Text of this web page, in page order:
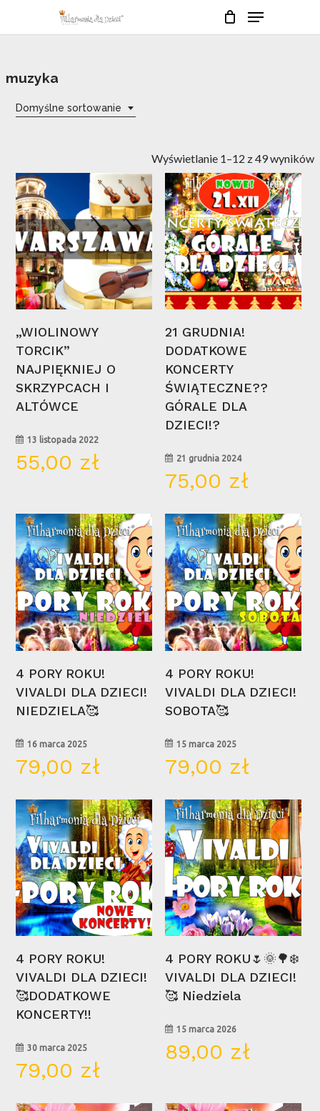
Menu
Cart Close
muzyka
Domyślne sortowanie
Wyświetlanie 1–12 z 49 wyników
13
lis
„WIOLINOWY
TORCIK”
NAJPIĘKNIEJ O
SKRZYPCACH I
ALTÓWCE
13 listopada 2022
55,00 zł
21
gru
21 GRUDNIA!
DODATKOWE
KONCERTY
ŚWIĄTECZNE??
GÓRALE DLA
DZIECI!?
21 grudnia 2024
75,00 zł
16
mar
4 PORY ROKU!
VIVALDI DLA DZIECI!
NIEDZIELA🥰
16 marca 2025
79,00 zł
15
mar
4 PORY ROKU!
VIVALDI DLA DZIECI!
SOBOTA🥰
15 marca 2025
79,00 zł
30
mar
4 PORY ROKU!
VIVALDI DLA DZIECI!
🥰DODATKOWE
KONCERTY!!
30 marca 2025
79,00 zł
15
mar
Wybierz Opcje
4 PORY ROKU🌷🌞🌳❄️
VIVALDI DLA DZIECI!
🥰 Niedziela
15 marca 2026
89,00 zł